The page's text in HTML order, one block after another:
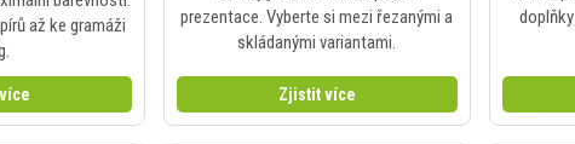
až ke gramáži
prezentace. Vyberte si mezi řezanými a
skládanými variantami.
Zjistit více